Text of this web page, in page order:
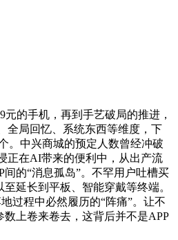
的手机，再到手艺破局的推进，
全局回忆、系统东西等维度，下
。中兴商城的预定人数曾经冲破
正在AI带来的便利中，从出产流
的“消息孤岛”。不罕用户吐槽买
延长到平板、智能穿戴等终端。
过程中必然履历的“阵痛”。让不
上卷来卷去，这背后并不是APP